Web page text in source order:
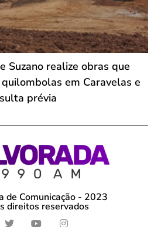
Suzano realize obras que
em Caravelas e
prévia
de Comunicação - 2023
direitos reservados